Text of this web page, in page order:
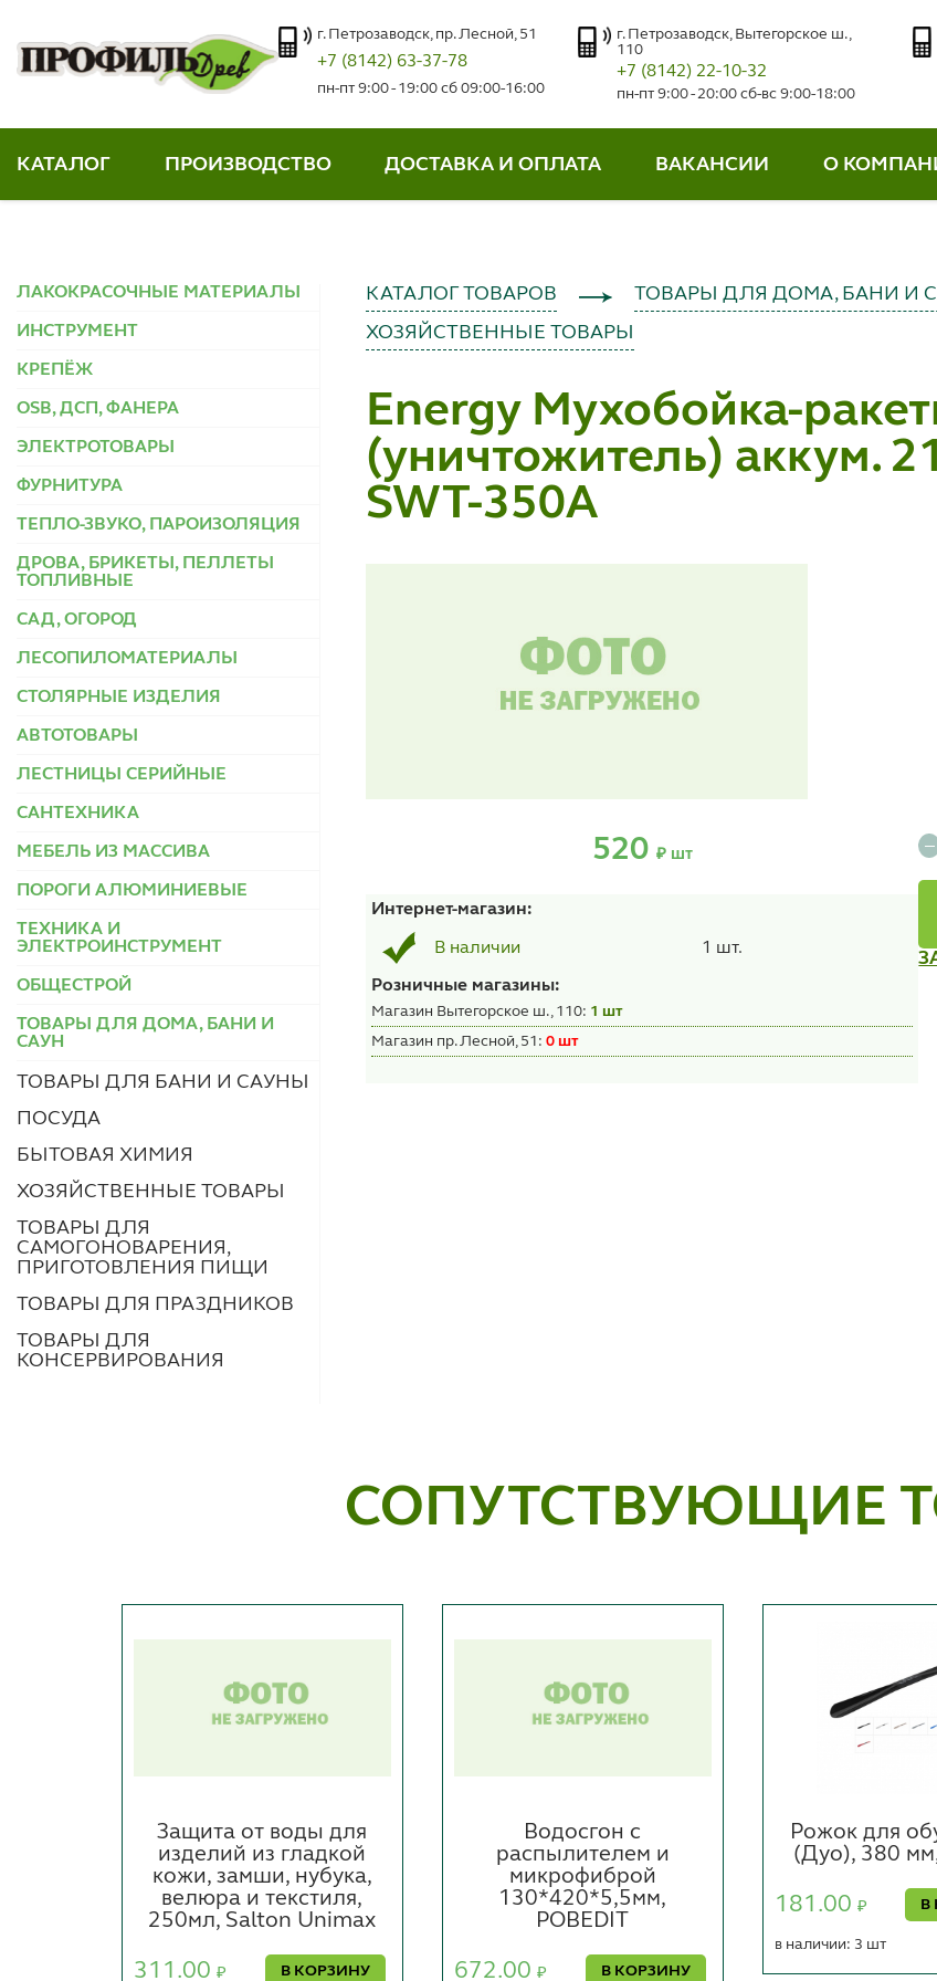
г. Петрозаводск, пр. Лесной, 51
+7 (8142) 63-37-78
пн-пт 9:00 - 19:00 сб 09:00-16:00
г. Петрозаводск, Вытегорское ш.,
110
+7 (8142) 22-10-32
пн-пт 9:00 - 20:00 сб-вс 9:00-18:00
КАТАЛОГ ПРОИЗВОДСТВО ДОСТАВКА И ОПЛАТА ВАКАНСИИ О
ЛАКОКРАСОЧНЫЕ МАТЕРИАЛЫ
ИНСТРУМЕНТ
КРЕПЁЖ
OSB, ДСП, ФАНЕРА
ЭЛЕКТРОТОВАРЫ
ФУРНИТУРА
ТЕПЛО-ЗВУКО, ПАРОИЗОЛЯЦИЯ
ДРОВА, БРИКЕТЫ, ПЕЛЛЕТЫ
ТОПЛИВНЫЕ
САД, ОГОРОД
ЛЕСОПИЛОМАТЕРИАЛЫ
СТОЛЯРНЫЕ ИЗДЕЛИЯ
АВТОТОВАРЫ
ЛЕСТНИЦЫ СЕРИЙНЫЕ
САНТЕХНИКА
МЕБЕЛЬ ИЗ МАССИВА
ПОРОГИ АЛЮМИНИЕВЫЕ
ТЕХНИКА И
ЭЛЕКТРОИНСТРУМЕНТ
ОБЩЕСТРОЙ
ТОВАРЫ ДЛЯ ДОМА, БАНИ И
САУН
ТОВАРЫ ДЛЯ БАНИ И САУНЫ
ПОСУДА
БЫТОВАЯ ХИМИЯ
ХОЗЯЙСТВЕННЫЕ ТОВАРЫ
ТОВАРЫ ДЛЯ
САМОГОНОВАРЕНИЯ,
ПРИГОТОВЛЕНИЯ ПИЩИ
ТОВАРЫ ДЛЯ ПРАЗДНИКОВ
ТОВАРЫ ДЛЯ
КОНСЕРВИРОВАНИЯ
КАТАЛОГ ТОВАРОВ
ТОВАРЫ ДЛЯ ДОМА, БАНИ И
ХОЗЯЙСТВЕННЫЕ ТОВАРЫ
Energy Мухобойка-
(уничтожитель) аккум.
SWT-350А
520 ₽ шт
Интернет-магазин:
В наличии 1 шт.
Розничные магазины:
Магазин Вытегорское ш., 110: 1 шт
Магазин пр. Лесной, 51:0 шт
СОПУТСТВУЮЩИЕ
Защита от воды для
изделий из гладкой
кожи, замши, нубука,
велюра и текстиля,
250мл, Salton Unimax
311.00 ₽ В КОРЗИНУ
Водосгон с
распылителем и
микрофиброй
130*420*5,5мм,
POBEDIT
672.00 ₽ В КОРЗИНУ
Рожок для
(Дуо), 380
181.00 ₽ В
в наличии: 3 шт